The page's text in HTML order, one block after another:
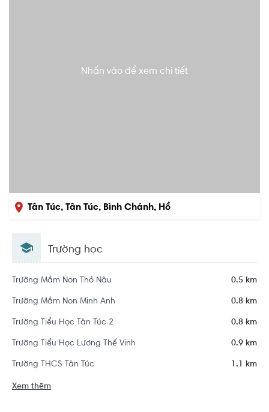
Nhấn vào để xem chi tiết
Tân Túc, Tân Túc, Bình Chánh, Hồ
Trường học
Trường Mầm Non Thỏ Nâu 0.5 km
Trường Mầm Non Minh Anh 0.8 km
Trường Tiểu Học Tân Túc 2 0.8 km
Trường Tiểu Học Lương Thế Vinh 0.9 km
Trường THCS Tân Túc 1.1 km
Xem thêm